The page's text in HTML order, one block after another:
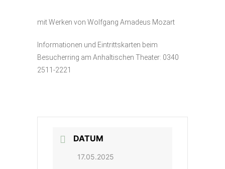
mit Werken von Wolfgang Amadeus Mozart
Informationen und Eintrittskarten beim
Besucherring am Anhaltischen Theater: 0340
2511-2221
DATUM
17.05.2025